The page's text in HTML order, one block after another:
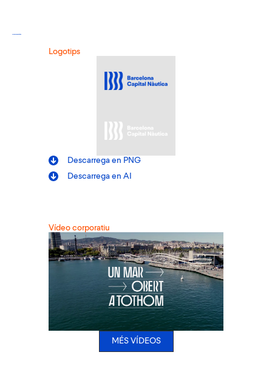
Recursos gràfics
Logotips
Descarrega en PNG
Descarrega en AI
Vídeo corporatiu
MÉS VÍDEOS